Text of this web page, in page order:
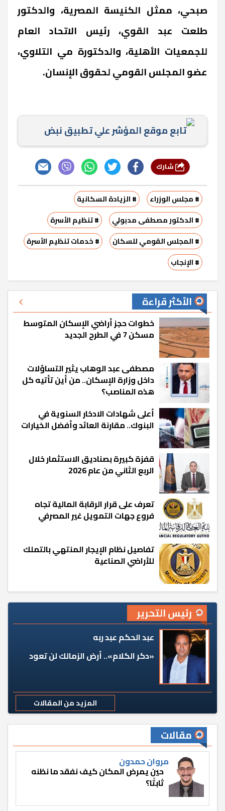
صبحي، ممثل الكنيسة المصرية، والدكتور
طلعت عبد القوي، رئيس الاتحاد العام
للجمعيات الأهلية، والدكتورة مي التلاوي،
عضو المجلس القومي لحقوق الإنسان.
تابع موقع المؤشر علي تطبيق نبض
# مجلس الوزراء
# الزيادة السكانية
# الدكتور مصطفى مدبولي
# تنظيم الأسرة
# المجلس القومي للسكان
# خدمات تنظيم الأسرة
# الإنجاب
الأكثر قراءة
خطوات حجز أراضي الإسكان المتوسط
مسكن 7 في الطرح الجديد
مصطفى عبد الوهاب يثير التساؤلات
داخل وزارة الإسكان.. من أين تأتيه كل
هذه المناصب؟
أعلى شهادات الادخار السنوية في
البنوك.. مقارنة العائد وأفضل الخيارات
قفزة كبيرة بصناديق الاستثمار خلال
الربع الثاني من عام 2026
تعرف على قرار الرقابة المالية تجاه
فروع جهات التمويل غير المصرفي
تفاصيل نظام الإيجار المنتهي بالتملك
للأراضي الصناعية
رئيس التحرير
عبد الحكم عبد ربه
«دكر الكلام».. أرض الزمالك لن تعود
المزيد من المقالات
مقالات
مروان حمدون
حين يمرض المكان كيف نفقد ما نظنه
ثابتًا؟